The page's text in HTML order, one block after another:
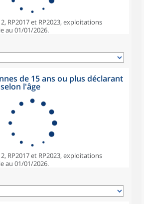
RP2017 et RP2023, exploitations
au 01/01/2026.
de 15 ans ou plus déclarant
l'âge
RP2017 et RP2023, exploitations
au 01/01/2026.